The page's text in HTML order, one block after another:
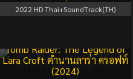
2022 HD Thai+SoundTrack(TH)
Tomb Raider: The Legend of
Lara Croft ตำนานลาร่า ครอฟท์
(2024)